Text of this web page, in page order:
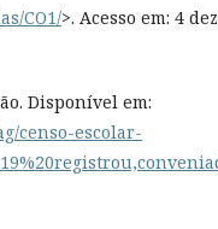
CO1/>. Acesso em: 4
Disponível em:
censo-escolar-